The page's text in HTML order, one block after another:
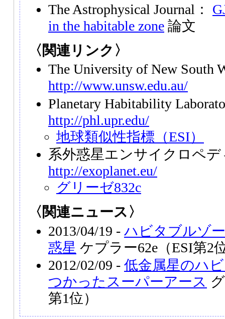
The Astrophysical Journal：
in the habitable zone 論文
〈関連リンク〉
The University of New South
http://www.unsw.edu.au/
Planetary Habitability
http://phl.upr.edu/
地球類似性指標（ESI）
系外惑星エンサイクロペデ
http://exoplanet.eu/
グリーゼ832c
〈関連ニュース〉
2013/04/19 - ハビタブルゾ
惑星 ケプラー62e（ESI第2
2012/02/09 - 低金属星のハ
つかったスーパーアース
第1位）